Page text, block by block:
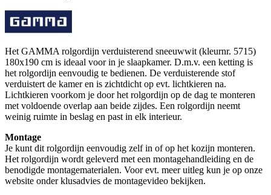
Het GAMMA rolgordijn verduisterend sneeuwwit (kleurnr. 5715)
180x190 cm is ideaal voor in je slaapkamer. D.m.v. een ketting is
het rolgordijn eenvoudig te bedienen. De verduisterende stof
verduistert de kamer en is zichtdicht op evt. lichtkieren na.
Lichtkieren voorkom je door het rolgordijn op de dag te monteren
met voldoende overlap aan beide zijdes. Een rolgordijn neemt
weinig ruimte in beslag en past in elk interieur.
Montage
Je kunt dit rolgordijn eenvoudig zelf in of op het kozijn monteren.
Het rolgordijn wordt geleverd met een montagehandleiding en de
benodigde montagematerialen. Voor evt. meer uitleg kun je op onze
website onder klusadvies de montagevideo bekijken.